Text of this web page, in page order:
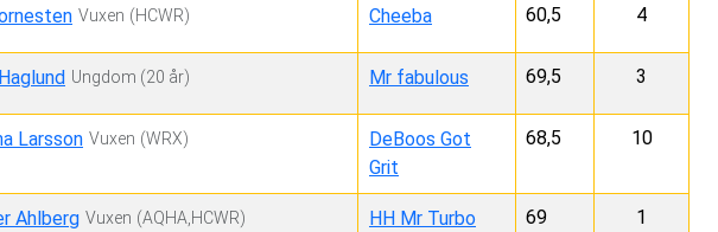
Vuxen (HCWR) Cheeba 60,5 4
Ungdom (20 år) Mr fabulous 69,5 3
Larsson Vuxen (WRX)
DeBoos Got
Grit
68,5 10
Ahlberg Vuxen (AQHA,HCWR)
HH Mr Turbo
69 1